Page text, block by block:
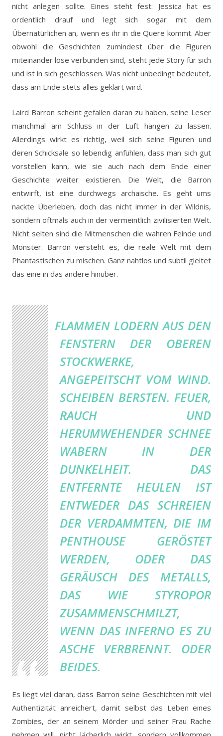
nicht anlegen sollte. Eines steht fest: Jessica hat es
ordentlich drauf und legt sich sogar mit dem
Übernatürlichen an, wenn es ihr in die Quere kommt. Aber
obwohl die Geschichten zumindest über die Figuren
miteinander lose verbunden sind, steht jede Story für sich
und ist in sich geschlossen. Was nicht unbedingt bedeutet,
dass am Ende stets alles geklärt wird.
Laird Barron scheint gefallen daran zu haben, seine Leser
manchmal am Schluss in der Luft hängen zu lassen.
Allerdings wirkt es richtig, weil sich seine Figuren und
deren Schicksale so lebendig anfühlen, dass man sich gut
vorstellen kann, wie sie auch nach dem Ende einer
Geschichte weiter existieren. Die Welt, die Barron
entwirft, ist eine durchwegs archaische. Es geht ums
nackte Überleben, doch das nicht immer in der Wildnis,
sondern oftmals auch in der vermeintlich zivilisierten Welt.
Nicht selten sind die Mitmenschen die wahren Feinde und
Monster. Barron versteht es, die reale Welt mit dem
Phantastischen zu mischen. Ganz nahtlos und subtil gleitet
das eine in das andere hinüber.
FLAMMEN LODERN AUS DEN
FENSTERN DER OBEREN
STOCKWERKE,
ANGEPEITSCHT VOM WIND.
SCHEIBEN BERSTEN. FEUER,
RAUCH UND
HERUMWEHENDER SCHNEE
WABERN IN DER
DUNKELHEIT. DAS
ENTFERNTE HEULEN IST
ENTWEDER DAS SCHREIEN
DER VERDAMMTEN, DIE IM
PENTHOUSE GERÖSTET
WERDEN, ODER DAS
GERÄUSCH DES METALLS,
DAS WIE STYROPOR
ZUSAMMENSCHMILZT,
WENN DAS INFERNO ES ZU
ASCHE VERBRENNT. ODER
BEIDES.
Es liegt viel daran, dass Barron seine Geschichten mit viel
Authentizität anreichert, damit selbst das Leben eines
Zombies, der an seinem Mörder und seiner Frau Rache